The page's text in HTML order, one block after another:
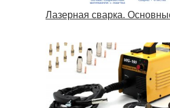
Лазерная сварка.